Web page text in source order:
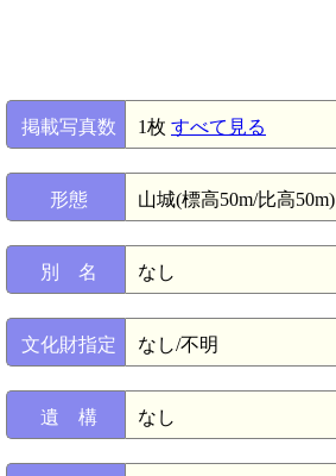
掲載写真数 1枚 すべて見る
形態 山城(標高50m/比高50m)
別 名 なし
文化財指定 なし/不明
遺 構 なし